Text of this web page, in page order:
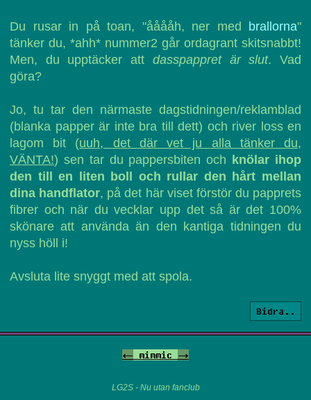
Du rusar in på toan, "ååååh, ner med brallorna"
tänker du, *ahh* nummer2 går ordagrant skitsnabbt!
Men, du upptäcker att dasspappret är slut. Vad
göra?
Jo, tu tar den närmaste dagstidningen/reklamblad
(blanka papper är inte bra till dett) och river loss en
lagom bit (uuh, det där vet ju alla tänker du,
VÄNTA!) sen tar du pappersbiten och knölar ihop
den till en liten boll och rullar den hårt mellan
dina handflator, på det här viset förstör du papprets
fibrer och när du vecklar upp det så är det 100%
skönare att använda än den kantiga tidningen du
nyss höll i!
Avsluta lite snyggt med att spola.
Bidra..
<- mimmic ->
LG2S - Nu utan fanclub